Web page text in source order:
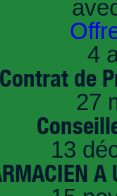
4
Contrat de
27
13
A